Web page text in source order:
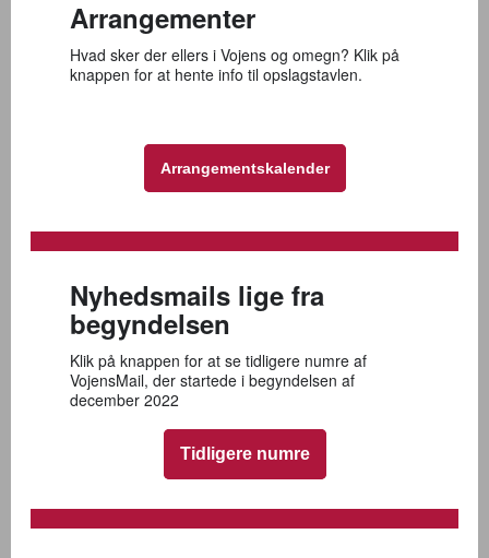
Arrangementer
Hvad sker der ellers i Vojens og omegn? Klik på
knappen for at hente info til opslagstavlen.
Arrangementskalender
Nyhedsmails lige fra
begyndelsen
Klik på knappen for at se tidligere numre af
VojensMail, der startede i begyndelsen af
december 2022
Tidligere numre